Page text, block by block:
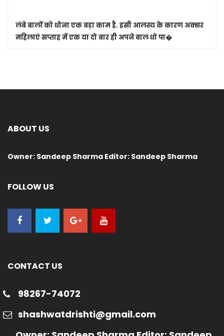
लंबे बालों को धोना एक बड़ा काम है. इसी आलस्य के कारण अक्सर
महिलाएं सप्ताह में एक या दो बार ही अपने बाल धो पा�
ABOUT US
Owner: Sandeep Sharma Editor: Sandeep Sharma
FOLLOW US
CONTACT US
98267-74072
shashwatdrishti@gmail.com